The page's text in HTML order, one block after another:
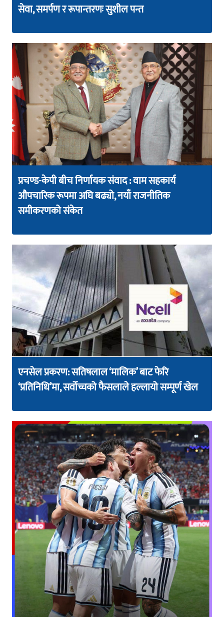
सेवा, समर्पण र रूपान्तरणः सुशील पन्त
प्रचण्ड-केपी बीच निर्णायक संवाद : वाम सहकार्य
औपचारिक रूपमा अघि बढ्यो, नयाँ राजनीतिक
समीकरणको संकेत
एनसेल प्रकरण: सतिषलाल ‘मालिक’ बाट फेरि
‘प्रतिनिधि’मा, सर्वोच्चको फैसलाले हल्लायो सम्पूर्ण खेल